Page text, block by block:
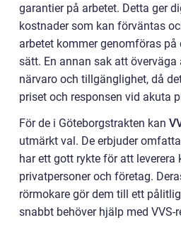
garantier på arbetet. Detta ger
kostnader som kan förväntas
arbetet kommer genomföras
sätt. En annan sak att
närvaro och tillgänglighet, då
priset och responsen vid akuta
För de i Göteborgstrakten kan
utmärkt val. De erbjuder
har ett gott rykte för att
privatpersoner och företag.
rörmokare gör dem till ett
snabbt behöver hjälp med VVS-